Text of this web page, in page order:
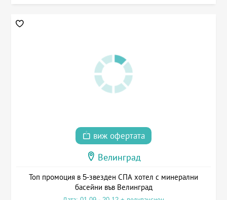
виж офертата
Велинград
Топ промоция в 5-звезден СПА хотел с минерални
басейни във Велинград